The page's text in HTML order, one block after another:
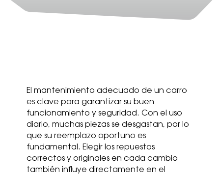
El mantenimiento adecuado de un carro
es clave para garantizar su buen
funcionamiento y seguridad. Con el uso
diario, muchas piezas se desgastan, por lo
que su reemplazo oportuno es
fundamental. Elegir los repuestos
correctos y originales en cada cambio
también influye directamente en el